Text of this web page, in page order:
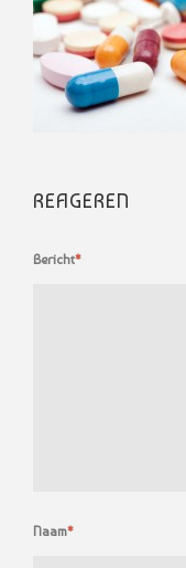
REAGEREN
Bericht*
Naam*